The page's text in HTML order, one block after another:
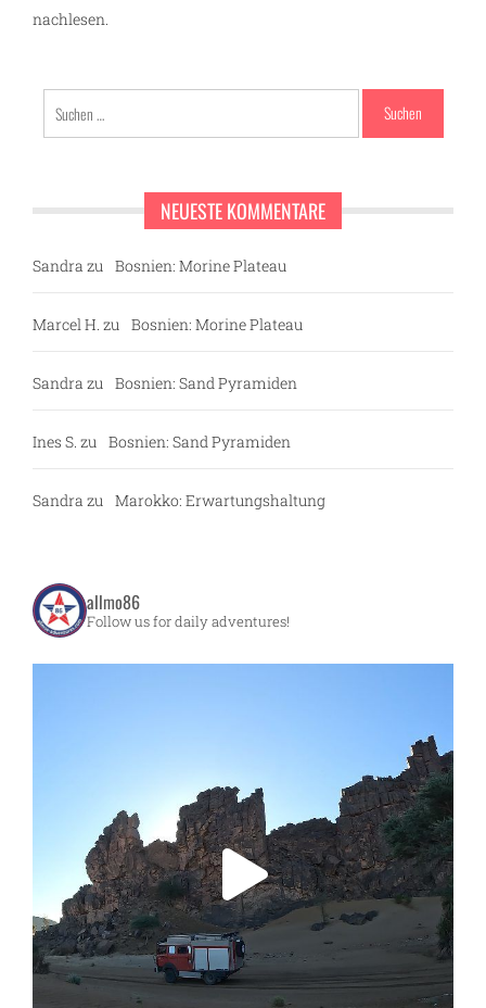
nachlesen.
nach:
NEUESTE KOMMENTARE
Sandra zu Bosnien: Morine Plateau
Marcel H. zu Bosnien: Morine Plateau
Sandra zu Bosnien: Sand Pyramiden
Ines S. zu Bosnien: Sand Pyramiden
Sandra zu Marokko: Erwartungshaltung
allmo86
Follow us for daily adventures!